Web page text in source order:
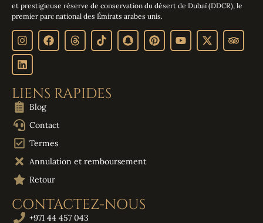
et prestigieuse réserve de conservation du désert de Dubaï (DDCR), le
premier parc national des Émirats arabes unis.
LIENS RAPIDES
Blog
Contact
Termes
Annulation et remboursement
Retour
CONTACTEZ-NOUS
+971 44 457 043